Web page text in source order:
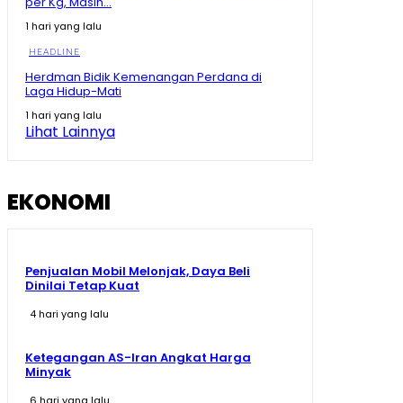
Momen Prabowo Halau Mikrofon Peneliti BRIN Saat
Pecah Rekor Lagi! Sherly Bawa Maluku Utara Tetap
Jadi Raja Pertumbuhan Ekonomi Indonesia!
Momen Prabowo Teguk Air Olahan BRIN! Celetuk:
Kalau Bu Mega Minum, Masa Prabowo Tidak
1 hari yang lalu
HEADLINE
Herdman Bidik Kemenangan Perdana di
Laga Hidup-Mati
1 hari yang lalu
Lihat Lainnya
EKONOMI
Penjualan Mobil Melonjak, Daya Beli
Dinilai Tetap Kuat
4 hari yang lalu
Ketegangan AS-Iran Angkat Harga
Minyak